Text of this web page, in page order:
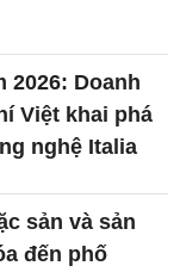
2026: Doanh
Việt khai phá
nghệ Italia
sản và sản
đến phố